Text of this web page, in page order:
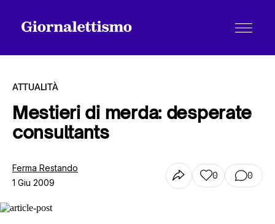
Tutti gli articoli
Chi siamo
ATTUALITÀ
Mestieri di merda: desperate
consultants
Ferma Restando
1 Giu 2009
0 0